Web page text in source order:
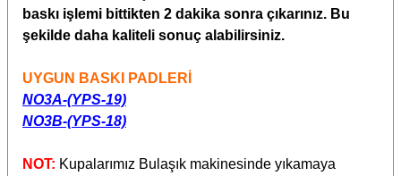
baskı işlemi bittikten 2 dakika sonra çıkarınız. Bu
şekilde daha kaliteli sonuç alabilirsiniz.
UYGUN BASKI PADLERİ
NO3A-(YPS-19)
NO3B-(YPS-18)
NOT: Kupalarımız Bulaşık makinesinde yıkamaya